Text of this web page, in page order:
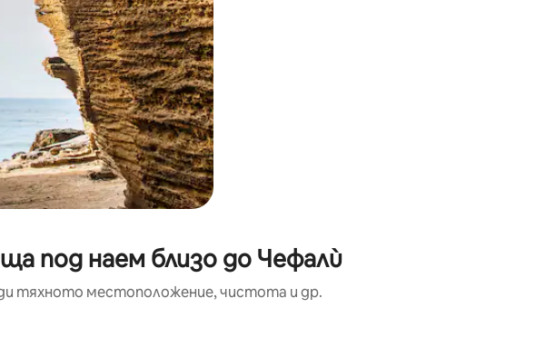
под наем близо до Чефалù
тяхното местоположение, чистота и др.